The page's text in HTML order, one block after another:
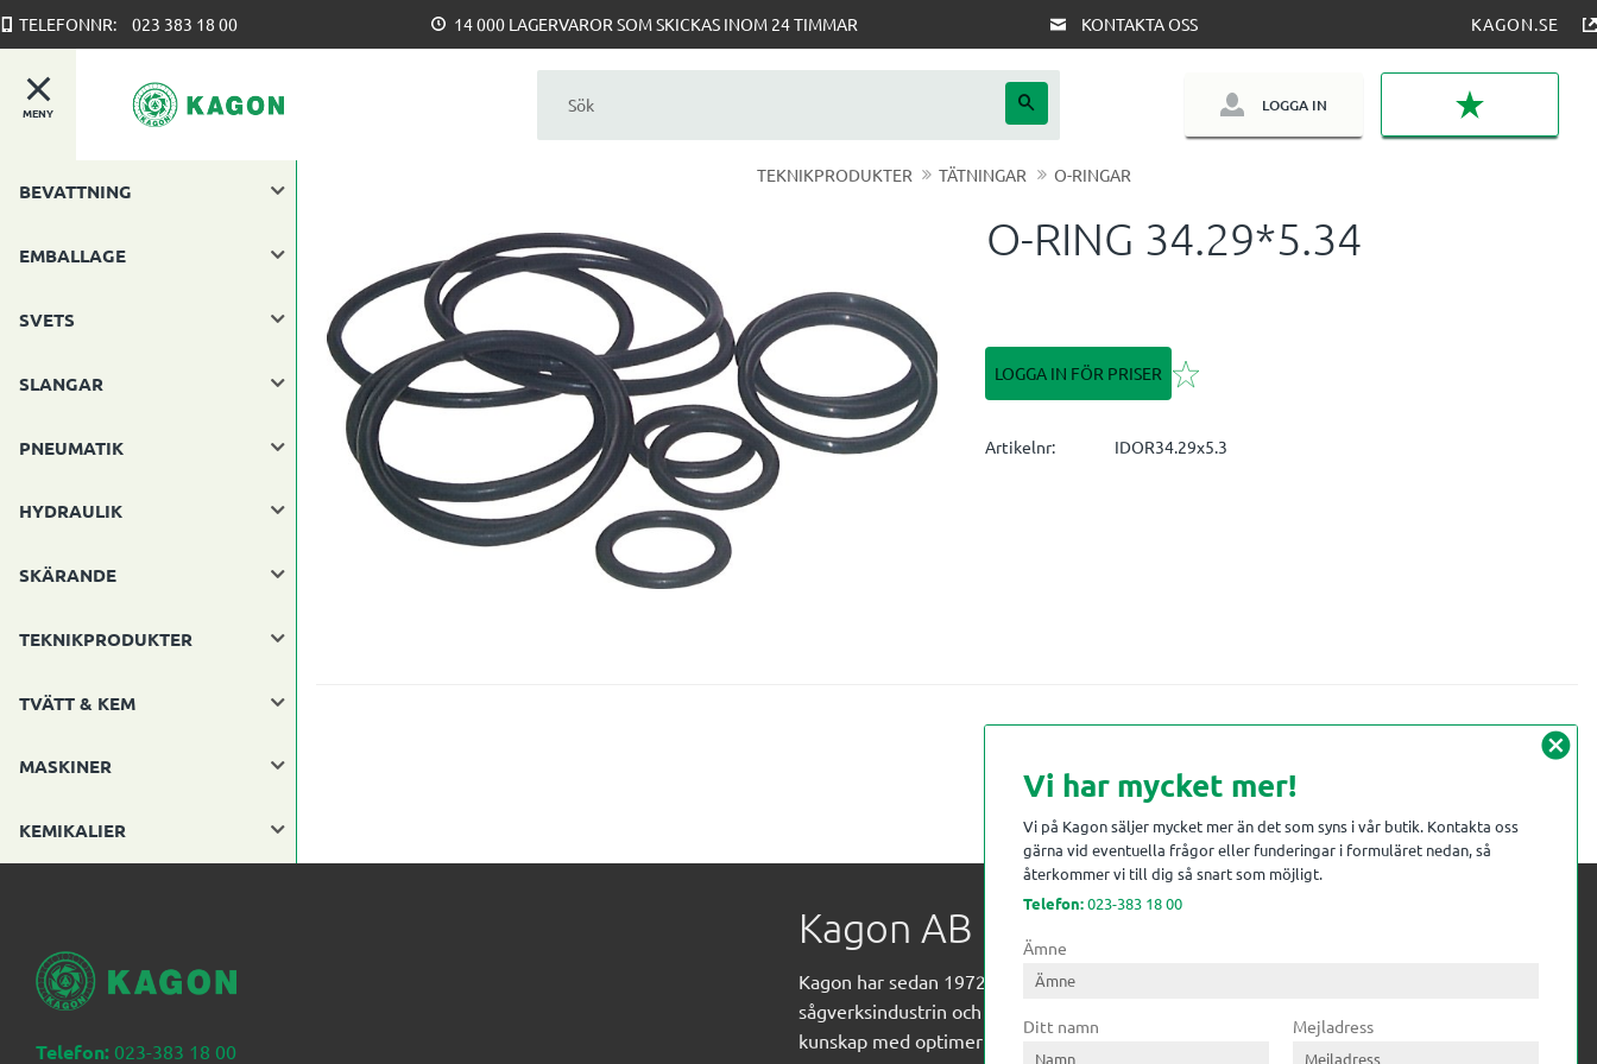
TELEFONNR: 023 383 18 00 14 000 LAGERVAROR SOM SKICKAS INOM 24 TIMMAR KONTAKTA OSS KAGON.SE
MENY LOGGA IN
TEKNIKPRODUKTER TÄTNINGAR O-RINGAR
O-RING 34.29*5.34
LOGGA IN FÖR PRISER Lägg till i favoriter
Artikelnr IDOR34.29x5.3
BEVATTNING
EMBALLAGE
SVETS
SLANGAR
PNEUMATIK
HYDRAULIK
SKÄRANDE
TEKNIKPRODUKTER
TVÄTT & KEM
MASKINER
KEMIKALIER
Telefon: 023-383 18 00
Kagon AB
Kagon har sedan 1972 levererat kompetens till
sågverksindustrin och övrig industri. Till träindustrin tillför vi
kunskap med optimeringslösningar från timmerplanen hela
cancel
Vi har mycket mer!
Vi på Kagon säljer mycket mer än det som syns i vår butik. Kontakta oss
gärna vid eventuella frågor eller funderingar i formuläret nedan, så
återkommer vi till dig så snart som möjligt.
Telefon:023-383 18 00
Ämne
Ditt namn Mejladress